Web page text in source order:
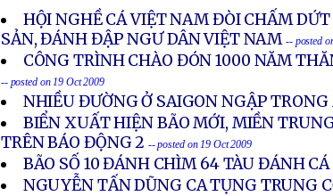
HỘI NGHỀ CÁ VIỆT NAM ĐÒI CHẤM DỨT
SẢN, ĐÁNH ĐẬP NGƯ DÂN VIỆT NAM -- posted
CÔNG TRÌNH CHÀO ĐÓN 1000 NĂM
-- posted on 19 Oct 2009
NHIỀU ĐƯỜNG Ở SAIGON NGẬP
BIỂN XUẤT HIỆN BÃO MỚI, MIỀN
TRÊN BÁO ĐỘNG 2 -- posted on 19 Oct 2009
BÃO SỐ 10 ĐÁNH CHÌM 64 TÀU ĐÁNH CÁ
NGUYỄN TẤN DŨNG CA TỤNG TRUNG